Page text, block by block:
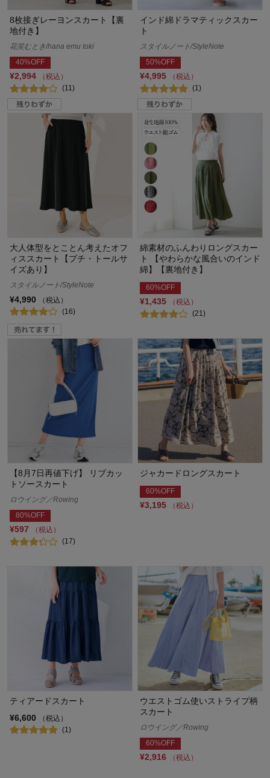
8枚接ぎレーヨンスカート【裏
地付き】
花笑むとき/hana emu toki
40%OFF
¥2,994
（税込）
(11)
インド綿ドラマティックスカー
ト
スタイルノート/StyleNote
50%OFF
¥4,995
（税込）
(1)
大人体型をとことん考えたオフ
ィススカート【プチ・トールサ
イズあり】
スタイルノート/StyleNote
¥4,990
（税込）
(16)
綿素材のふんわりロングスカー
ト 【やわらかな風合いのインド
綿】【裏地付き】
60%OFF
¥1,435
（税込）
(21)
【8月7日再値下げ】 リブカッ
トソースカート
ロウイング／Rowing
80%OFF
¥597
（税込）
(17)
ジャカードロングスカート
60%OFF
¥3,195 （税込）
ティアードスカート
¥6,600
（税込）
(1)
ウエストゴム使いストライプ柄
スカート
ロウイング／Rowing
60%OFF
¥2,916 （税込）